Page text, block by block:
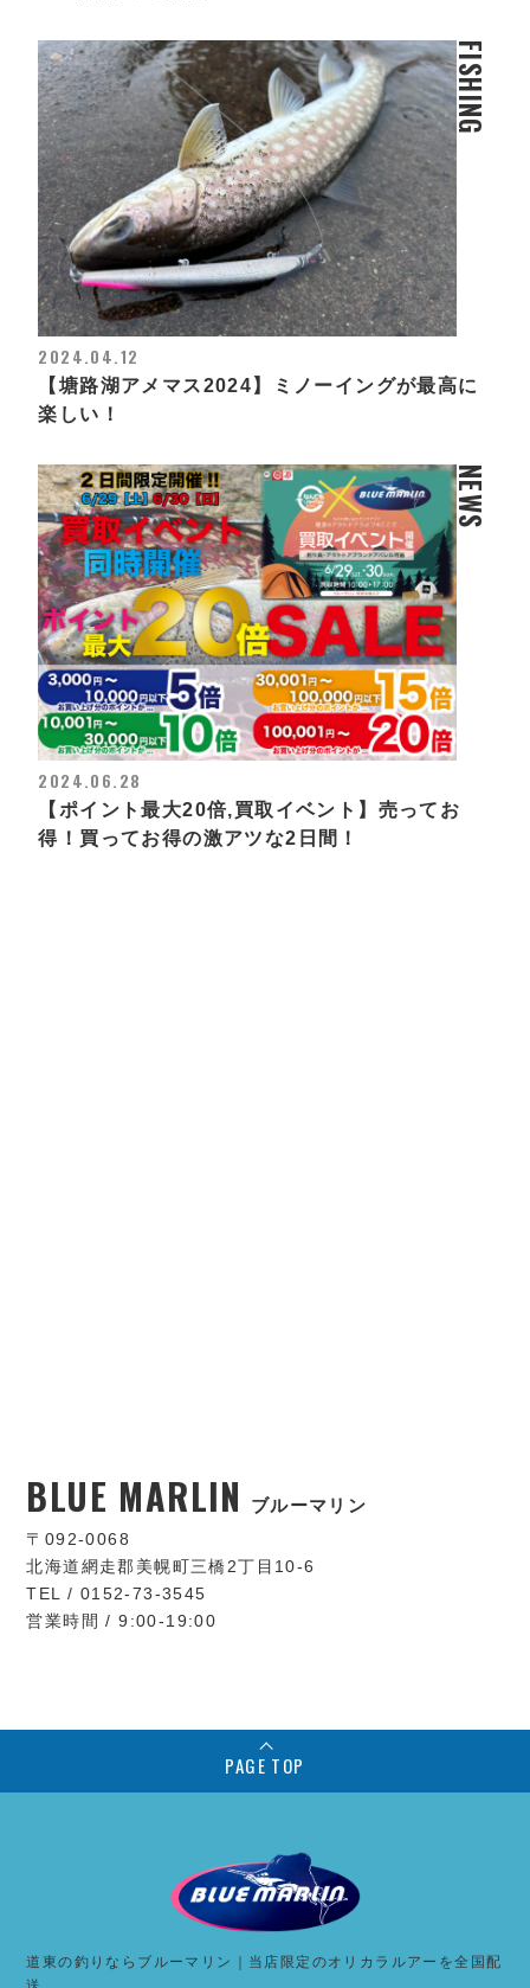
FISHING
2024.04.12
【塘路湖アメマス2024】ミノーイングが最高に
楽しい！
NEWS
2024.06.28
【ポイント最大20倍,買取イベント】売ってお
得！買ってお得の激アツな2日間！
BLUE MARLIN ブルーマリン
〒092-0068
北海道網走郡美幌町三橋2丁目10-6
TEL / 0152-73-3545
営業時間 / 9:00-19:00
PAGE TOP
道東の釣りならブルーマリン｜当店限定のオリカラルアーを全国配